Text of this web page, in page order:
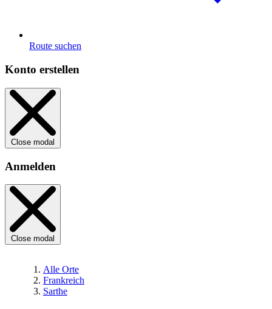
Route suchen
Konto erstellen
Close modal
Anmelden
Close modal
Alle Orte
Frankreich
Sarthe